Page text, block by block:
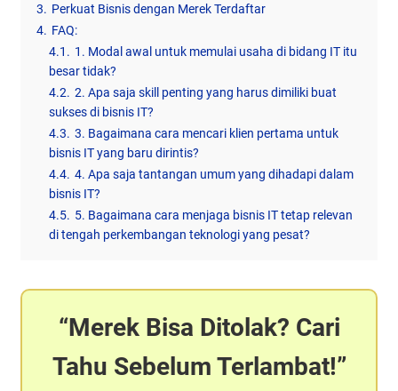
3. Perkuat Bisnis dengan Merek Terdaftar
4. FAQ:
4.1. 1. Modal awal untuk memulai usaha di bidang IT itu
besar tidak?
4.2. 2. Apa saja skill penting yang harus dimiliki buat
sukses di bisnis IT?
4.3. 3. Bagaimana cara mencari klien pertama untuk
bisnis IT yang baru dirintis?
4.4. 4. Apa saja tantangan umum yang dihadapi dalam
bisnis IT?
4.5. 5. Bagaimana cara menjaga bisnis IT tetap relevan
di tengah perkembangan teknologi yang pesat?
Merek Bisa Ditolak? Cari
Tahu Sebelum Terlambat!